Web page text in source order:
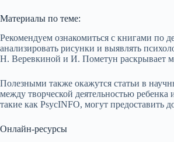
Материалы по теме:
Рекомендуем ознакомиться с книгами по
анализировать рисунки и выявлять
Н. Веревкиной и И. Пометун раскрывает
Полезными также окажутся статьи в
между творческой деятельностью
такие как PsycINFO, могут предоставить
Онлайн-ресурсы